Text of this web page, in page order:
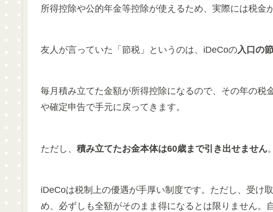
所得控除や公的年金等控除が使えるため、実際には税金
友人が言っていた「節税」というのは、iDeCoの入口の
毎月積み立てた金額が所得控除になるので、その年の税
や確定申告で手元に戻ってきます。
ただし、 積み立てたお金本体は60歳まで引き出せません。
iDeCoは税制上の優遇が手厚い制度です。ただし、受け
め、必ずしも全額がそのまま得になるとは限りません。